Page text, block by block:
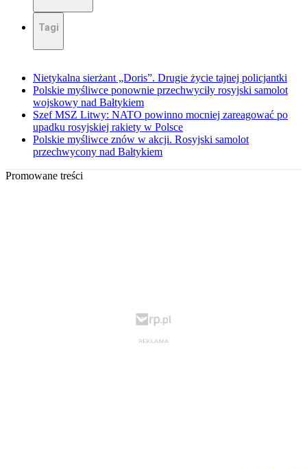
Tagi
Nietykalna sierżant „Doris”. Drugie życie tajnej policjantki
Polskie myśliwce ponownie przechwyciły rosyjski samolot
wojskowy nad Bałtykiem
Szef MSZ Litwy: NATO powinno mocniej zareagować po
upadku rosyjskiej rakiety w Polsce
Polskie myśliwce znów w akcji. Rosyjski samolot
przechwycony nad Bałtykiem
Promowane treści